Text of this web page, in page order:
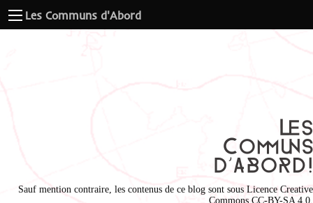
Les Communs d'Abord
Sauf mention contraire, les contenus de ce blog sont sous Licence Creative
Commons CC-BY-SA 4.0